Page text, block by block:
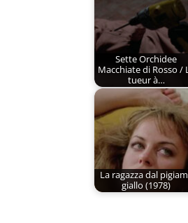
Sette Orchidee
Macchiate di Rosso /
tueur à…
La ragazza dal
giallo (1978)